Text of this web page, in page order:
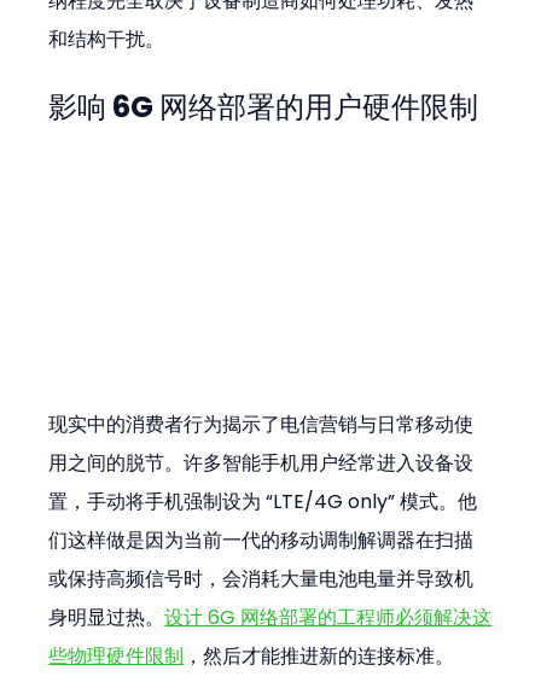
和结构干扰。
影响 6G 网络部署的用户硬件限制
现实中的消费者行为揭示了电信营销与日常移动使
用之间的脱节。许多智能手机用户经常进入设备设
置，手动将手机强制设为 “LTE/4G only” 模式。他
们这样做是因为当前一代的移动调制解调器在扫描
或保持高频信号时，会消耗大量电池电量并导致机
身明显过热。设计 6G 网络部署的工程师必须解决这
些物理硬件限制 ，然后才能推进新的连接标准。